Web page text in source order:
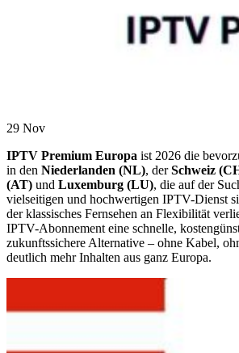
29 Nov
IPTV Premium Europa ist 2026 die
in den Niederlanden (NL), derSchweiz
(AT) und Luxemburg (LU), die auf der
vielseitigen und hochwertigen IPTV-Dienst
der klassisches Fernsehen an Flexibilität
IPTV-Abonnement eine schnelle,
zukunftssichere Alternative – ohne Kabel,
deutlich mehr Inhalten aus ganz Europa.